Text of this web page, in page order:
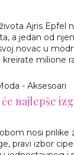
Ajris Epfel
a jedan od
novac u
milione
- Aksesoari
će najlepše
nosi prilike
pravi izbor